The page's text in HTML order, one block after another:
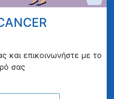
και επικοινωνήστε με το
σας